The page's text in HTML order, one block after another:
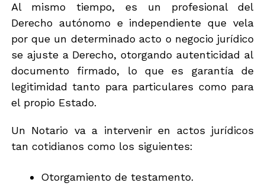
Al mismo tiempo, es un profesional del
Derecho autónomo e independiente que vela
por que un determinado acto o negocio jurídico
se ajuste a Derecho, otorgando autenticidad al
documento firmado, lo que es garantía de
legitimidad tanto para particulares como para
el propio Estado.
Un Notario va a intervenir en actos jurídicos
tan cotidianos como los siguientes:
Otorgamiento de testamento.